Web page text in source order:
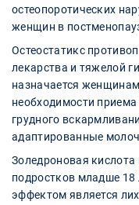
остеопоротических
женщин в
Остеостатикс
лекарства и тяжелой
назначается
необходимости
грудного
адаптированные
Золедроновая кислота
подростков младше
эффектом является